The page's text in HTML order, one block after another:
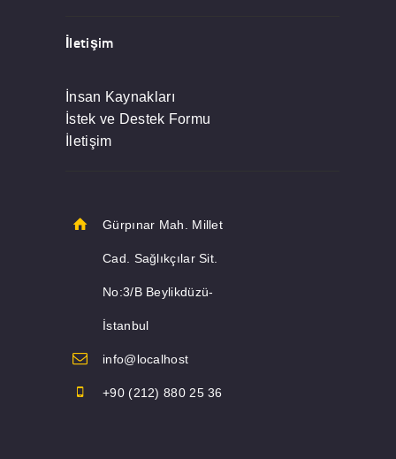
İletişim
İnsan Kaynakları
İstek ve Destek Formu
İletişim
Gürpınar Mah. Millet
Cad. Sağlıkçılar Sit.
No:3/B Beylikdüzü-
İstanbul
info@localhost
+90 (212) 880 25 36